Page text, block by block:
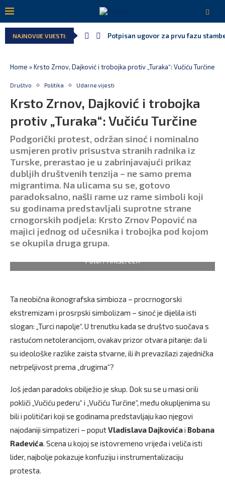
NAJNOVIJE VIJESTI: Potpisan ugovor za prvu fazu
Home »Krsto Zrnov, Dajković i trobojka protiv „Turaka“: Vučiću Turčine
Društvo Politika Udarne vijesti
Krsto Zrnov, Dajković i trobojka
protiv „Turaka“: Vučiću Turčine
Podgorički protest, održan sinoć i nominalno
usmjeren protiv prisustva stranih radnika iz
Turske, prerastao je u zabrinjavajući prikaz
dubljih društvenih tenzija – ne samo prema
migrantima. Na ulicama su se, gotovo
paradoksalno, našli rame uz rame simboli koji
su godinama predstavljali suprotne strane
crnogorskih podjela: Krsto Zrnov Popović na
majici jednog od učesnika i trobojka pod kojom
se okupila druga grupa.
Foto: Printscreen
Ta neobična ikonografska simbioza – procrnogorski
ekstremizam i prosrpski simbolizam – sinoć je dijelila isti
slogan: „Turci napolje“. U trenutku kada se društvo suočava s
rastućom netolerancijom, ovakav prizor otvara pitanje: da li
su ideološke razlike zaista stvarne, ili ih prevazilazi zajednička
netrpeljivost prema „drugima“?
Još jedan paradoks obilježio je skup. Dok su se u masi orili
pokliči „Vučiću pederu“ i „Vučiću Turčine“, među okupljenima su
bili i političari koji se godinama predstavljaju kao njegovi
najodaniji simpatizeri – poputVladislava Dajkovićai Bobana
Radevića. Scena u kojoj se istovremeno vrijeđa i veliča isti
lider, najbolje pokazuje konfuziju i instrumentalizaciju
protesta.